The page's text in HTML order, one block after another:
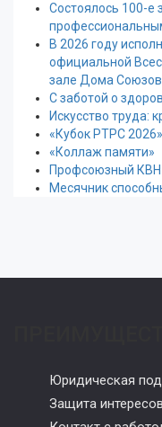
Состоялось 100-е
В 2026 году
официальной
зале Дома Союзов
С заботой о
Искусство труда:
«Кубок РТРС 2026»
«Коллаж памяти»
Профсоюзный КВН
Месячник
Юридическая
Защита интересов